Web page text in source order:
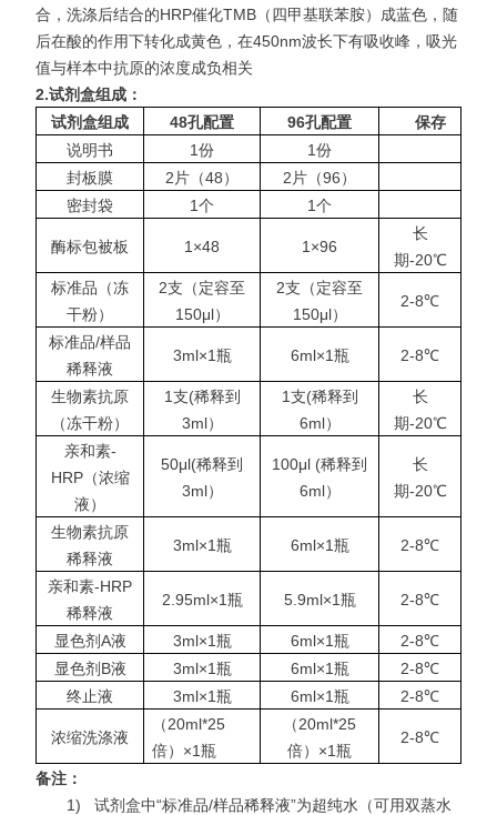
合，洗涤后结合的HRP催化TMB（四甲基联苯胺）成蓝色，随
后在酸的作用下转化成黄色，在450nm波长下有吸收峰，吸光
值与样本中抗原的浓度成负相关
2.试剂盒组成：
试剂盒组成
48孔配置 96孔配置
保存
说明书
1份
1份
封板膜
2片（48）
2片（96）
密封袋
1个 1个
酶标包被板 1×48 1×96
长
期-20℃
标准品（冻
干粉）
2支（定容至
150μl）
2支（定容至
150μl）
2-8℃
标准品/样品
稀释液
3ml×1瓶 6ml×1瓶 2-8℃
生物素抗原
（冻干粉）
1支(稀释到
3ml）
1支(稀释到
6ml）
长
期-20℃
亲和素-
HRP（浓缩
液）
50μl(稀释到
3ml）
100μl (稀释到
6ml）
长
期-20℃
生物素抗原
稀释液
3ml×1瓶 6ml×1瓶 2-8℃
亲和素-HRP
稀释液
2.95ml×1瓶 5.9ml×1瓶 2-8℃
显色剂A液 3ml×1瓶 6ml×1瓶
2-8℃
显色剂B液
3ml×1瓶 6ml×1瓶
2-8℃
终止液
3ml×1瓶 6ml×1瓶 2-8℃
浓缩洗涤液
（20ml*25
倍）×1瓶
（20ml*25
倍）×1瓶
2-8℃
备注：
1)
试剂盒中“标准品/样品稀释液”为超纯水（可用双蒸水